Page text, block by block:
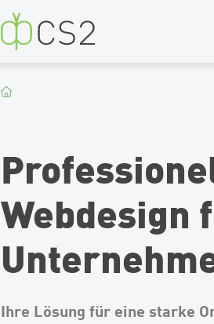
CS2
Webdesign
Ihre Lösung für eine starke